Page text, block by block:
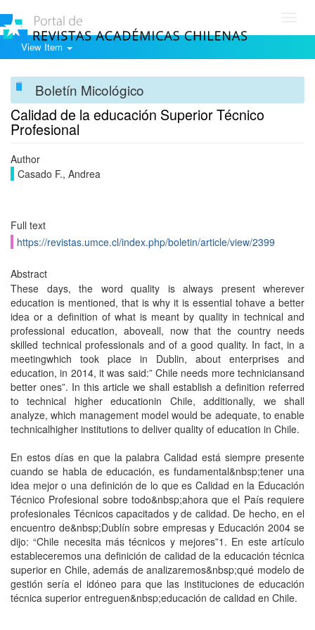
View Item
Boletín Micológico
Calidad de la educación Superior Técnico
Profesional
Author
Casado F., Andrea
Full text
https://revistas.umce.cl/index.php/boletin/article/view/2399
Abstract
These days, the word quality is always present wherever
education is mentioned, that is why it is essential tohave a better
idea or a definition of what is meant by quality in technical and
professional education, aboveall, now that the country needs
skilled technical professionals and of a good quality. In fact, in a
meetingwhich took place in Dublin, about enterprises and
education, in 2014, it was said:” Chile needs more techniciansand
better ones”. In this article we shall establish a definition referred
to technical higher educationin Chile, additionally, we shall
analyze, which management model would be adequate, to enable
technicalhigher institutions to deliver quality of education in Chile.
En estos días en que la palabra Calidad está siempre presente
cuando se habla de educación, es fundamental&nbsp;tener una
idea mejor o una definición de lo que es Calidad en la Educación
Técnico Profesional sobre todo&nbsp;ahora que el País requiere
profesionales Técnicos capacitados y de calidad. De hecho, en el
encuentro de&nbsp;Dublín sobre empresas y Educación 2004 se
dijo: “Chile necesita más técnicos y mejores”1. En este artículo
estableceremos una definición de calidad de la educación técnica
superior en Chile, además de analizaremos&nbsp;qué modelo de
gestión sería el idóneo para que las instituciones de educación
técnica superior entreguen&nbsp;educación de calidad en Chile.